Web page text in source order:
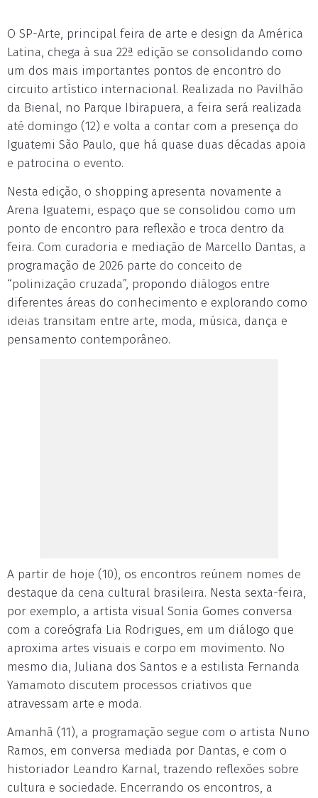
O SP-Arte, principal feira de arte e design da América
Latina, chega à sua 22ª edição se consolidando como
um dos mais importantes pontos de encontro do
circuito artístico internacional. Realizada no Pavilhão
da Bienal, no Parque Ibirapuera, a feira será realizada
até domingo (12) e volta a contar com a presença do
Iguatemi São Paulo, que há quase duas décadas apoia
e patrocina o evento.
Nesta edição, o shopping apresenta novamente a
Arena Iguatemi, espaço que se consolidou como um
ponto de encontro para reflexão e troca dentro da
feira. Com curadoria e mediação de Marcello Dantas, a
programação de 2026 parte do conceito de
“polinização cruzada”, propondo diálogos entre
diferentes áreas do conhecimento e explorando como
ideias transitam entre arte, moda, música, dança e
pensamento contemporâneo.
A partir de hoje (10), os encontros reúnem nomes de
destaque da cena cultural brasileira. Nesta sexta-feira,
por exemplo, a artista visual Sonia Gomes conversa
com a coreógrafa Lia Rodrigues, em um diálogo que
aproxima artes visuais e corpo em movimento. No
mesmo dia, Juliana dos Santos e a estilista Fernanda
Yamamoto discutem processos criativos que
atravessam arte e moda.
Amanhã (11), a programação segue com o artista Nuno
Ramos, em conversa mediada por Dantas, e com o
historiador Leandro Karnal, trazendo reflexões sobre
cultura e sociedade. Encerrando os encontros, a